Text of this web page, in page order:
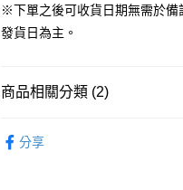
預購-宅配(舊)
預購-宅配(離島)(舊)
東海門市自取，需自備購物袋取
※下單之後可收貨日期無需於備
發貨日為主。
商品相關分類 (2)
分享